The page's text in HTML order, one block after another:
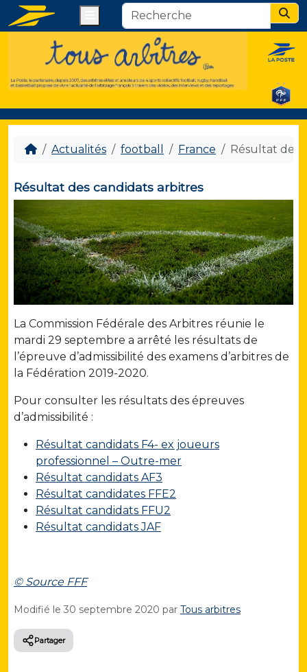
Actualités football France Résultat des
Résultat des candidats arbitres
La Commission Fédérale des Arbitres réunie le
mardi 29 septembre a arrêté les résultats de
l’épreuve d’admissibilité des examens d’arbitres de
la Fédération 2019-2020.
Pour consulter les résultats des épreuves
d’admissibilité :
Résultat candidats F4- ex joueurs
professionnel – Outre-mer
Résultat candidats AF3
Résultat candidates FFE2
Résultat candidats FFU2
Résultat candidats JAF
© Source FFF
Modifié le 30 septembre 2020 par Tous arbitres
Partager